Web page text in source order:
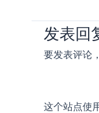
发表回
要发表评论
这个站点使